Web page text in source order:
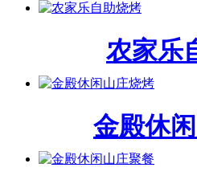
农家乐
金殿休